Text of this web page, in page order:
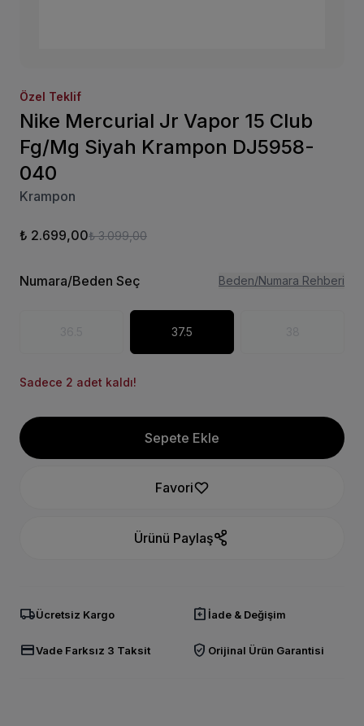
Özel Teklif
Nike Mercurial Jr Vapor 15 Club
Fg/Mg Siyah Krampon DJ5958-
040
Krampon
₺ 2.699,00₺ 3.099,00
Numara/Beden Seç Beden/Numara Rehberi
37.5
Sadece 2 adet kaldı!
Sepete Ekle
Favori
Ürünü Paylaş
local_shippingÜcretsiz Kargo assignment_return İade & Değişim
credit_cardVade Farksız 3 Taksit verified_user Orijinal Ürün Garantisi